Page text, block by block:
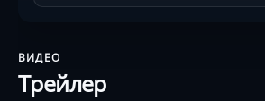
ВИДЕО
Трейлер